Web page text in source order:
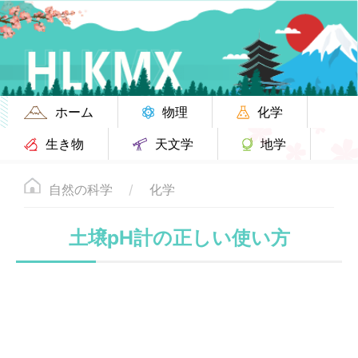
ホーム 物理
化学
生き物
天文学 地学
自然の科学 化学
土壌pH計の正しい使い方